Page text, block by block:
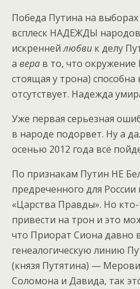
Победа Путина на
всплеск НАДЕЖДЫ народов
искреннейлюбви к делу
а вера в то, что окружение
стоящая у трона)
отсутствует. Надежда
Уже первая серьезная
в народе подорвет. Ну а
осенью 2012 года всё
По признакам Путин НЕ
предреченного для
«Царства Правды». Но
привести на трон и это
что Приорат Сиона давно
генеалогическую линию
(князя Путятина) —
Соломона и Давида, так